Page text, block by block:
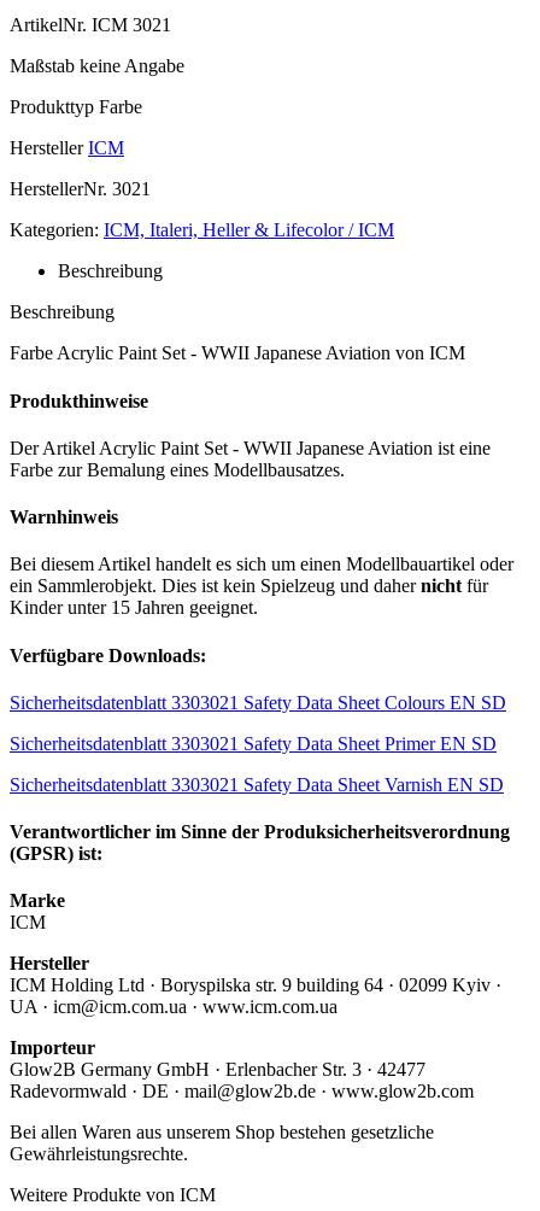
ArtikelNr. ICM 3021
Maßstab keine Angabe
Produkttyp Farbe
Hersteller ICM
HerstellerNr. 3021
Kategorien: ICM, Italeri, Heller & Lifecolor / ICM
Beschreibung
Beschreibung
Farbe Acrylic Paint Set - WWII Japanese Aviation von ICM
Produkthinweise
Der Artikel Acrylic Paint Set - WWII Japanese Aviation ist eine
Farbe zur Bemalung eines Modellbausatzes.
Warnhinweis
Bei diesem Artikel handelt es sich um einen Modellbauartikel oder
ein Sammlerobjekt. Dies ist kein Spielzeug und dahernicht für
Kinder unter 15 Jahren geeignet.
Verfügbare Downloads:
Sicherheitsdatenblatt 3303021 Safety Data Sheet Colours EN SD
Sicherheitsdatenblatt 3303021 Safety Data Sheet Primer EN SD
Sicherheitsdatenblatt 3303021 Safety Data Sheet Varnish EN SD
Verantwortlicher im Sinne der Produksicherheitsverordnung
(GPSR) ist:
Marke
ICM
Hersteller
ICM Holding Ltd · Boryspilska str. 9 building 64 · 02099 Kyiv ·
UA · icm@icm.com.ua · www.icm.com.ua
Importeur
Glow2B Germany GmbH · Erlenbacher Str. 3 · 42477
Radevormwald · DE · mail@glow2b.de · www.glow2b.com
Bei allen Waren aus unserem Shop bestehen gesetzliche
Gewährleistungsrechte.
Weitere Produkte von ICM